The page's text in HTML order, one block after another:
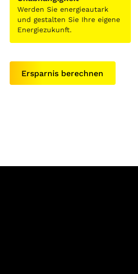
Werden Sie energieautark
und gestalten Sie Ihre eigene
Energiezukunft.
Ersparnis berechnen